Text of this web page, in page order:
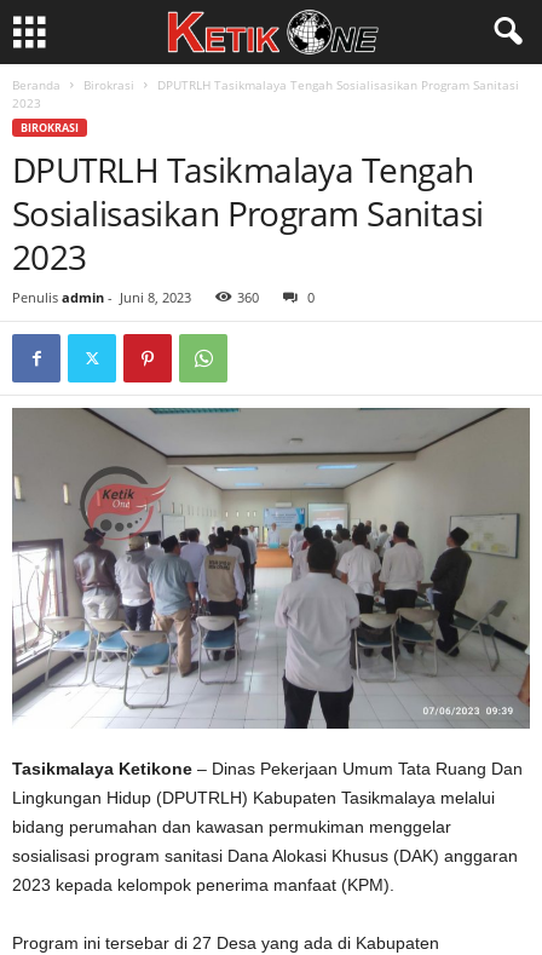
Beranda Birokrasi
DPUTRLH Tasikmalaya Tengah Sosialisasikan Program Sanitasi
2023
BIROKRASI
DPUTRLH Tasikmalaya Tengah
Sosialisasikan Program Sanitasi
2023
Penulis admin - Juni 8, 2023 360 0
Tasikmalaya Ketikone – Dinas Pekerjaan Umum Tata Ruang Dan
Lingkungan Hidup (DPUTRLH) Kabupaten Tasikmalaya melalui
bidang perumahan dan kawasan permukiman menggelar
sosialisasi program sanitasi Dana Alokasi Khusus (DAK) anggaran
2023 kepada kelompok penerima manfaat (KPM).
Program ini tersebar di 27 Desa yang ada di Kabupaten